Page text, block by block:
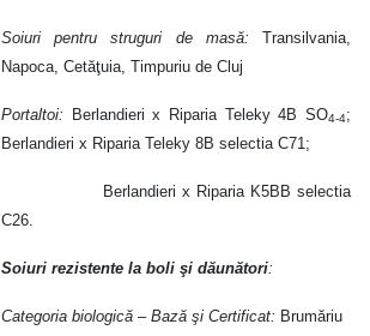
Soiuri pentru struguri de masă: Transilvania,
Napoca, Cetăţuia, Timpuriu de Cluj
Portaltoi: Berlandieri x Riparia Teleky 4B SO4-4;
Berlandieri x Riparia Teleky 8B selectia C71;
Berlandieri x Riparia K5BB selectia
C26.
Soiuri rezistente la boli şi dăunători:
Categoria biologică – Bază şi Certificat: Brumăriu